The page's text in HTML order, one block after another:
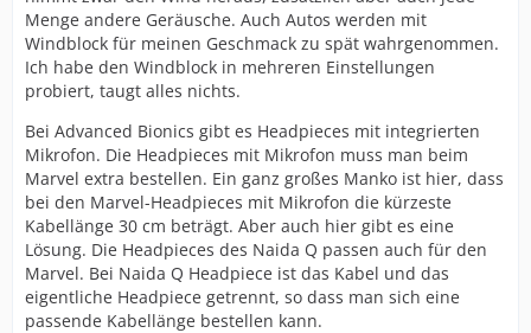
Menge andere Geräusche. Auch Autos werden mit
Windblock für meinen Geschmack zu spät wahrgenommen.
Ich habe den Windblock in mehreren Einstellungen
probiert, taugt alles nichts.
Bei Advanced Bionics gibt es Headpieces mit integrierten
Mikrofon. Die Headpieces mit Mikrofon muss man beim
Marvel extra bestellen. Ein ganz großes Manko ist hier, dass
bei den Marvel-Headpieces mit Mikrofon die kürzeste
Kabellänge 30 cm beträgt. Aber auch hier gibt es eine
Lösung. Die Headpieces des Naida Q passen auch für den
Marvel. Bei Naida Q Headpiece ist das Kabel und das
eigentliche Headpiece getrennt, so dass man sich eine
passende Kabellänge bestellen kann.